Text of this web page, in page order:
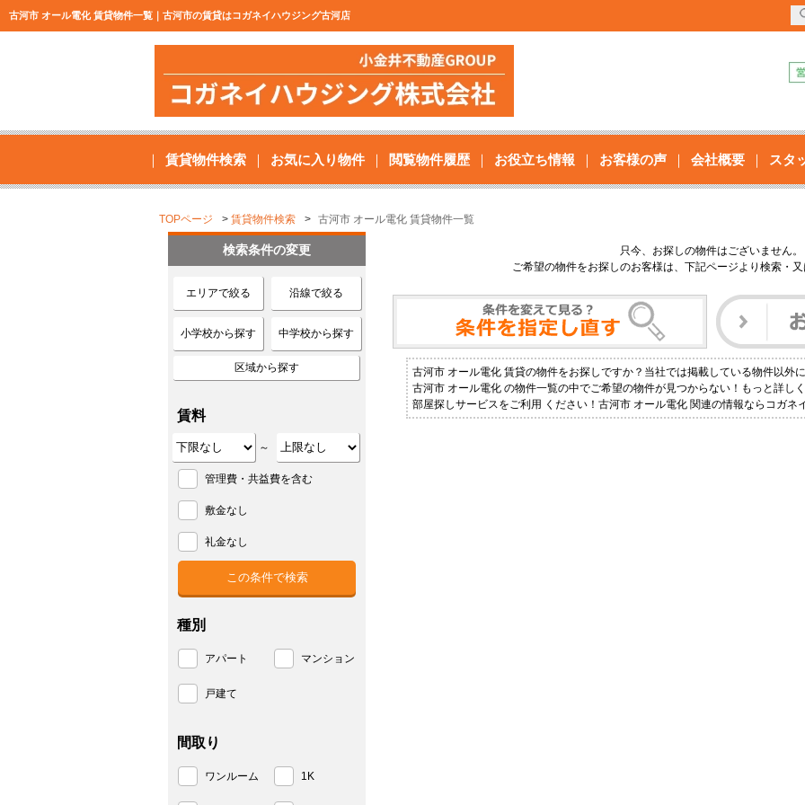
古河市 オール電化 賃貸物件一覧｜古河市の賃貸はコガネイハウジング古河店
賃貸物件検索 お気に入り物件 閲覧物件履歴 お役立ち情報 お客様の声 会社概要 スタ
TOPページ 賃貸物件検索 古河市 オール電化 賃貸物件一覧
只今、お探しの物件はございません。
ご希望の物件をお探しのお客様は、下記ページより検索・又
古河市 オール電化 賃貸の物件をお探しですか？当社では掲載している物件以外
古河市 オール電化 の物件一覧の中でご希望の物件が見つからない！もっと詳し
部屋探しサービスをご利用 ください！古河市 オール電化 関連の情報ならコガネ
検索条件の変更
エリアで絞る 沿線で絞る
小学校から探す 中学校から探す
区域から探す
賃料
～
管理費・共益費を含む
敷金なし
礼金なし
種別
アパート マンション
戸建て
間取り
ワンルーム 1K